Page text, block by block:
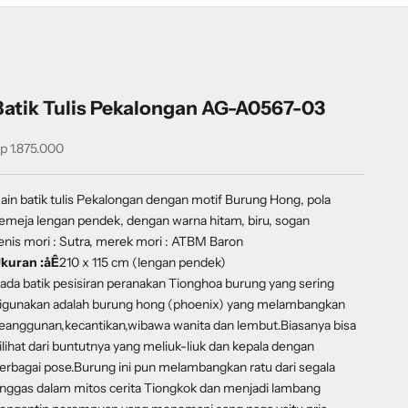
Tulis Pekalongan AG-A0567-03
price
1.875.000
batik tulis Pekalongan dengan motif Burung Hong, pola
lengan pendek, dengan warna hitam, biru, sogan
mori : Sutra, merek mori : ATBM Baron
:åÊ210 x 115 cm (lengan pendek)
batik pesisiran peranakan Tionghoa burung yang sering
adalah burung hong (phoenix) yang melambangkan
wanita dan lembut.Biasanya bisa
dari buntutnya yang meliuk-liuk dan kepala dengan
pose.Burung ini pun melambangkan ratu dari segala
dalam mitos cerita Tiongkok dan menjadi lambang